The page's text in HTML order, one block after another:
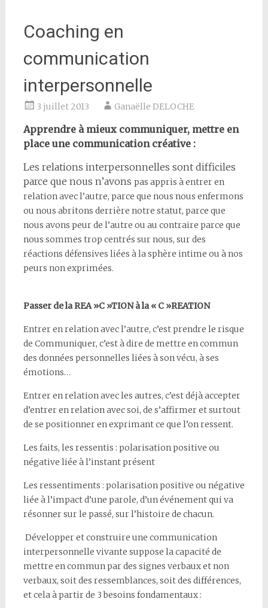
Coaching en
communication
interpersonnelle
3 juillet 2013 Ganaëlle DELOCHE
Apprendre à mieux communiquer, mettre en
place une communication créative :
Les relations interpersonnelles sont difficiles
parce que nous n’avons pas appris à entrer en
relation avec l’autre, parce que nous nous enfermons
ou nous abritons derrière notre statut, parce que
nous avons peur de l’autre ou au contraire parce que
nous sommes trop centrés sur nous, sur des
réactions défensives liées à la sphère intime ou à nos
peurs non exprimées.
Passer de la REA »C »TION à la « C »REATION
Entrer en relation avec l’autre, c’est prendre le risque
de Communiquer, c’est à dire de mettre en commun
des données personnelles liées à son vécu, à ses
émotions…
Entrer en relation avec les autres, c’est déjà accepter
d’entrer enrelation avec soi, de s’affirmer et surtout
de se positionner enexprimant ce que l’on ressent.
Les faits, les ressentis : polarisation positive ou
négative liée à l’instantprésent
Les ressentiments : polarisation positive ou négative
liée à l’impact d’une parole, d’un événement qui va
résonner sur le passé, sur l’histoire de chacun.
Développer et construire une communication
interpersonnelle vivante suppose la capacité de
mettre en commun par des signes verbaux etnon
verbaux, soit des ressemblances, soit des différences,
et cela àpartir de 3 besoins fondamentaux :